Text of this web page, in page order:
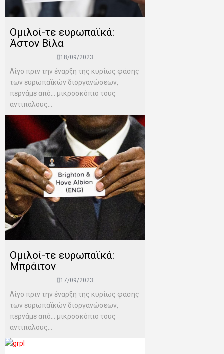
Ομιλοί-τε ευρωπαϊκά:
Άστον Βίλα
18/09/2023
Λίγο πριν την έναρξη της κυρίως φάσης
των ευρωπαϊκών διοργανώσεων,
περνάμε από… μικροσκόπιο τους
αντιπάλους...
Ομιλοί-τε ευρωπαϊκά:
Μπράιτον
17/09/2023
Λίγο πριν την έναρξη της κυρίως φάσης
των ευρωπαϊκών διοργανώσεων,
περνάμε από… μικροσκόπιο τους
αντιπάλους...